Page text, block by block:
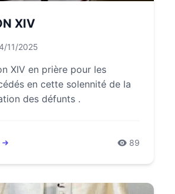
XIV
11/2025
XIV en prière pour les
en cette solennité de la
des défunts .
89